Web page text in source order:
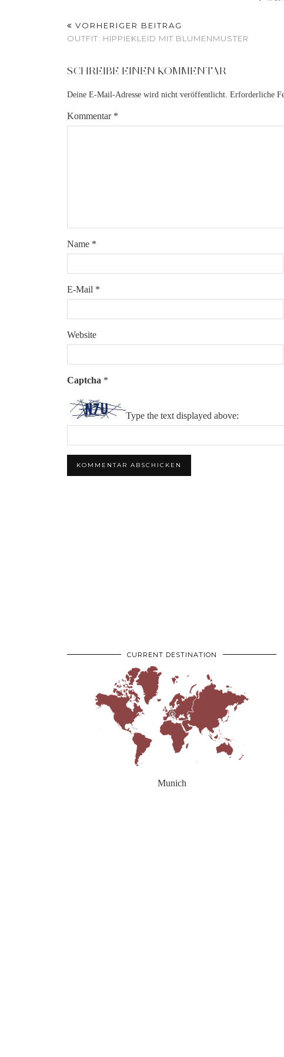
VORHERIGER BEITRAG
OUTFIT: HIPPIEKLEID MIT BLUMENMUSTER
SCHREIBE EINEN KOMMENTAR
Deine E-Mail-Adresse wird nicht veröffentlicht. Erforderliche
Kommentar *
Name *
E-Mail *
Website
Captcha *
Type the text displayed above:
CURRENT DESTINATION
Munich